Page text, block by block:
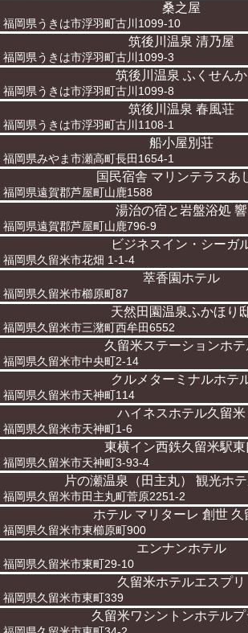
桑之屋
福岡県うきは市浮羽町古川1099-10
筑後川温泉 清乃屋
福岡県うきは市浮羽町古川1099-3
筑後川温泉 ふくせんか
福岡県うきは市浮羽町古川1099-8
筑後川温泉 春風荘
福岡県うきは市浮羽町古川1108-1
船小屋別荘
福岡県みやま市瀬高町長田1654-1
国民宿舎 マリンテラスあ
福岡県遠賀郡芦屋町山鹿1588
湯治の宿と岩盤浴処 響
福岡県遠賀郡芦屋町山鹿796-9
ビジネスイン・シーガ
福岡県久留米市花畑 1-1-4
萃香園ホテル
福岡県久留米市櫛原町87
天然田園温泉ふかほり
福岡県久留米市三潴町西牟田6552
久留米ステーションホテ
福岡県久留米市中央町2-14
クルメターミナルホテ
福岡県久留米市天神町114
ハイネスホテル久留米
福岡県久留米市天神町1-6
東横イン西鉄久留米駅東
福岡県久留米市天神町3-93-4
片の瀬温泉（田主丸） 観光ホ
福岡県久留米市田主丸町菅原2251-2
ホテル マリターレ 創世 久
福岡県久留米市東櫛原町900
エンナンホテル
福岡県久留米市東町29-10
久留米ホテルエスプリ
福岡県久留米市東町339
久留米ワシントンホテル